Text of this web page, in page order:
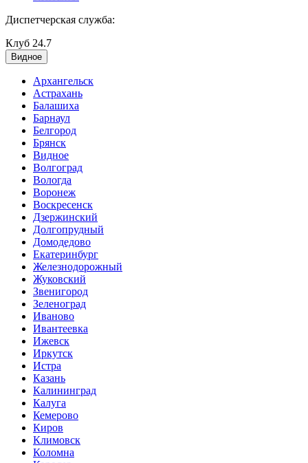
Диспетчерская служба:
Клуб 24.7
Видное
Архангельск
Астрахань
Балашиха
Барнаул
Белгород
Брянск
Видное
Волгоград
Вологда
Воронеж
Воскресенск
Дзержинский
Долгопрудный
Домодедово
Екатеринбург
Железнодорожный
Жуковский
Звенигород
Зеленоград
Иваново
Ивантеевка
Ижевск
Иркутск
Истра
Казань
Калининград
Калуга
Кемерово
Киров
Климовск
Коломна